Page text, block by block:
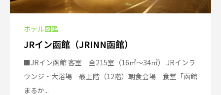
ホテル図鑑
JRイン函館（JRINN函館）
■JRイン函館 客室 全215室（16㎡～34㎡） JRインラ
ウンジ・大浴場 最上階（12階）朝食会場 食堂「函館
まるか...